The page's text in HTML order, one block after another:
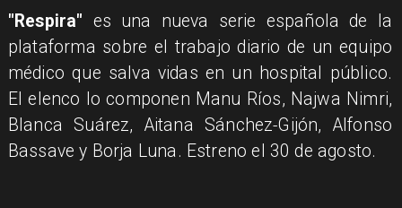
"Respira" es una nueva serie española de la
plataforma sobre el trabajo diario de un equipo
médico que salva vidas en un hospital público.
El elenco lo componen Manu Ríos, Najwa Nimri,
Blanca Suárez, Aitana Sánchez‑Gijón, Alfonso
Bassave y Borja Luna. Estreno el 30 de agosto.